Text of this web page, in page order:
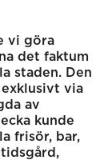
vi göra
det faktum
staden. Den
via
av
kunde
frisör, bar,